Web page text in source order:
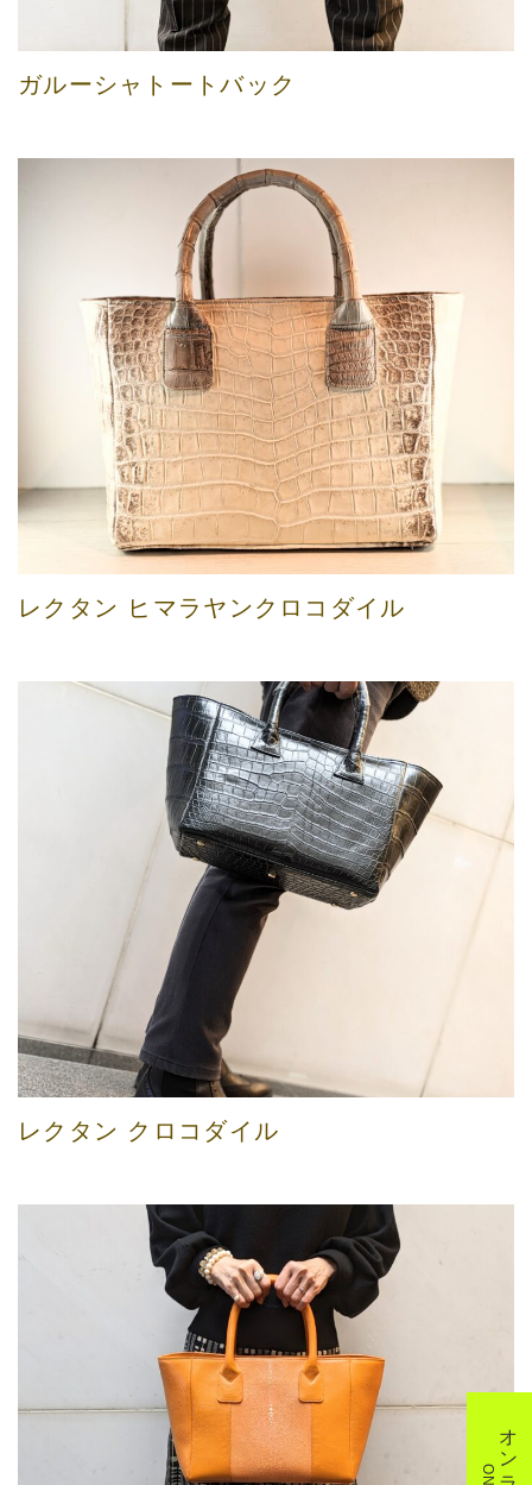
ガルーシャトートバック
レクタン ヒマラヤンクロコダイル
レクタン クロコダイル